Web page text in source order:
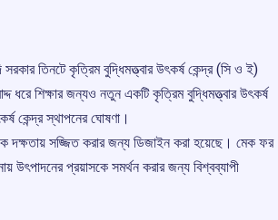
তিনটে কৃত্রিম বুদ্ধিমত্ত্বার উৎকর্ষ কেন্দ্র (সি ও ই)
ধরে শিক্ষার জন্যও নতুন একটি কৃত্রিম বুদ্ধিমত্ত্বার উৎকর্ষ
কেন্দ্র স্থাপনের ঘোষণা।
দক্ষতায় সজ্জিত করার জন্য ডিজাইন করা হয়েছে। মেক ফর
উৎপাদনের প্রয়াসকে সমর্থন করার জন্য বিশ্বব্যাপী